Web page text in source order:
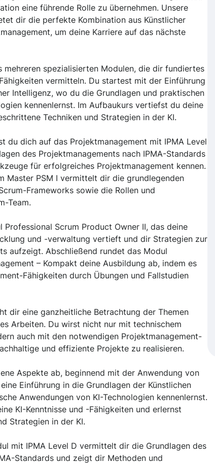
eine führende Rolle zu übernehmen. Unsere
dir die perfekte Kombination aus Künstlicher
um deine Karriere auf das nächste
mehreren spezialisierten Modulen, die dir fundiertes
vermitteln. Du startest mit der Einführung
Intelligenz, wo du die Grundlagen und praktischen
kennenlernst. Im Aufbaukurs vertiefst du deine
Techniken und Strategien in der KI.
du dich auf das Projektmanagement mit IPMA Level
des Projektmanagements nach IPMA-Standards
für erfolgreiches Projektmanagement kennen.
Master PSM I vermittelt dir die grundlegenden
Frameworks sowie die Rollen und
Team.
Scrum Product Owner II, das deine
und -verwaltung vertieft und dir Strategien zur
aufzeigt. Abschließend rundet das Modul
– Kompakt deine Ausbildung ab, indem es
Fähigkeiten durch Übungen und Fallstudien
dir eine ganzheitliche Betrachtung der Themen
Arbeiten. Du wirst nicht nur mit technischem
auch mit den notwendigen Projektmanagement-
und effiziente Projekte zu realisieren.
Aspekte ab, beginnend mit der Anwendung von
Einführung in die Grundlagen der Künstlichen
Anwendungen von KI-Technologien kennenlernst.
KI-Kenntnisse und -Fähigkeiten und erlernst
Strategien in der KI.
mit IPMA Level D vermittelt dir die Grundlagen des
Standards und zeigt dir Methoden und